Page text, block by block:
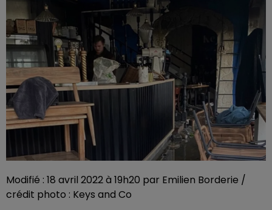
Modifié : 18 avril 2022 à 19h20 par Emilien Borderie /
crédit photo : Keys and Co